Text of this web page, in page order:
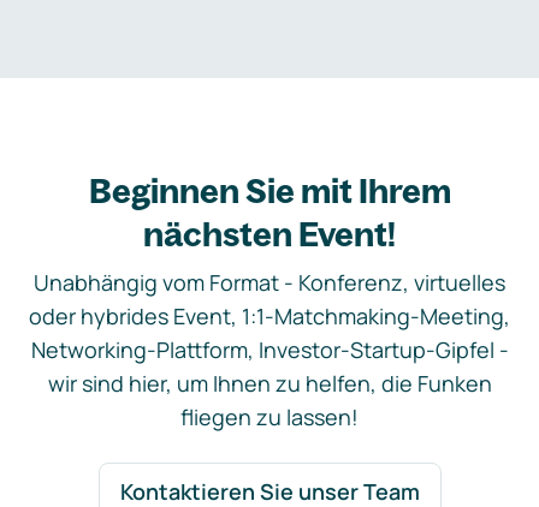
Beginnen Sie mit Ihrem
nächsten Event!
Unabhängig vom Format - Konferenz, virtuelles
oder hybrides Event, 1:1-Matchmaking-Meeting,
Networking-Plattform, Investor-Startup-Gipfel -
wir sind hier, um Ihnen zu helfen, die Funken
fliegen zu lassen!
Kontaktieren Sie unser Team